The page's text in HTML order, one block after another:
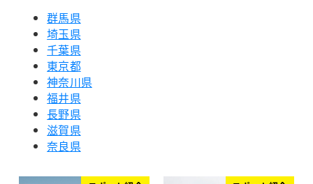
群馬県
埼玉県
千葉県
東京都
神奈川県
福井県
長野県
滋賀県
奈良県